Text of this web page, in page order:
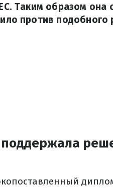
Таким образом она
против подобного
поддержала